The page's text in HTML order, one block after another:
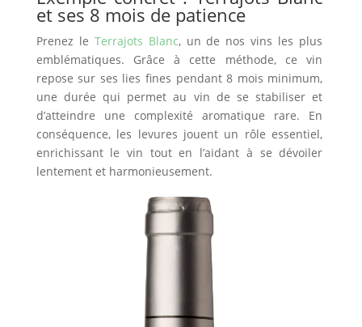
et ses 8 mois de patience
Prenez le Terrajots Blanc, un de nos vins les plus
emblématiques. Grâce à cette méthode, ce vin
repose sur ses lies fines pendant 8 mois minimum,
une durée qui permet au vin de se stabiliser et
d’atteindre une complexité aromatique rare. En
conséquence, les levures jouent un rôle essentiel,
enrichissant le vin tout en l’aidant à se dévoiler
lentement et harmonieusement.